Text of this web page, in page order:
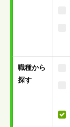
職種から
探す